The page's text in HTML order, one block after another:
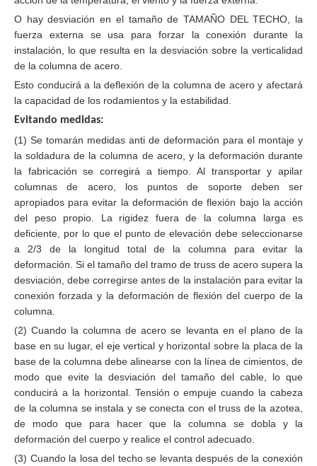
O hay desviación en el tamaño de TAMAÑO DEL TECHO, la
fuerza externa se usa para forzar la conexión durante la
instalación, lo que resulta en la desviación sobre la verticalidad
de la columna de acero.
Esto conducirá a la deflexión de la columna de acero y afectará
la capacidad de los rodamientos y la estabilidad.
Evitando medidas:
(1) Se tomarán medidas anti de deformación para el montaje y
la soldadura de la columna de acero, y la deformación durante
la fabricación se corregirá a tiempo. Al transportar y apilar
columnas de acero, los puntos de soporte deben ser
apropiados para evitar la deformación de flexión bajo la acción
del peso propio. La rigidez fuera de la columna larga es
deficiente, por lo que el punto de elevación debe seleccionarse
a 2/3 de la longitud total de la columna para evitar la
deformación. Si el tamaño del tramo de truss de acero supera la
desviación, debe corregirse antes de la instalación para evitar la
conexión forzada y la deformación de flexión del cuerpo de la
columna.
(2) Cuando la columna de acero se levanta en el plano de la
base en su lugar, el eje vertical y horizontal sobre la placa de la
base de la columna debe alinearse con la línea de cimientos, de
modo que evite la desviación del tamaño del cable, lo que
conducirá a la horizontal. Tensión o empuje cuando la cabeza
de la columna se instala y se conecta con el truss de la azotea,
de modo que para hacer que la columna se dobla y la
deformación del cuerpo y realice el control adecuado.
(3) Cuando la losa del techo se levanta después de la conexión